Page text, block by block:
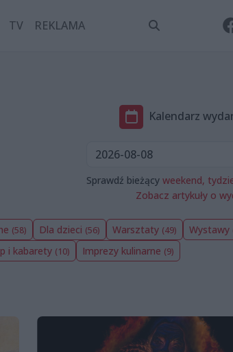
TV REKLAMA
Kalendarz
Sprawdź bieżący weekend,
Zobacz artykuły o
(58) Dla dzieci (56) Warsztaty (49) Wystawy
i kabarety (10) Imprezy kulinarne (9)